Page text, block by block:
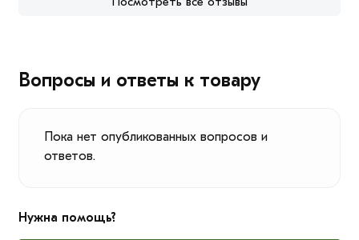
Вопросы и ответы к товару
Пока нет опубликованных вопросов и
ответов.
Нужна помощь?